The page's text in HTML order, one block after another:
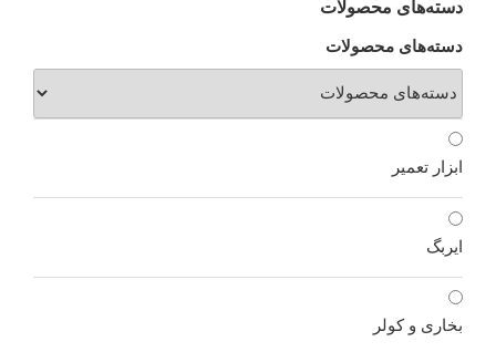
دسته‌های محصولات
دسته‌های محصولات
ابزار تعمیر
ایربگ
بخاری و کولر